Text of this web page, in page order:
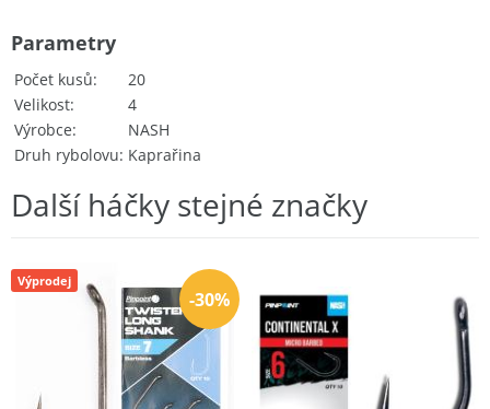
Počet kusů
20
Velikost
4
Výrobce
NASH
Druh rybolovu Kaprařina
Parametry
Další háčky stejné značky
-30%
Výprodej